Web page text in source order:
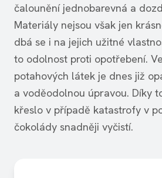
čalounění jednobarevná a
Materiály nejsou však jen
dbá se i na jejich užitné
to odolnost proti opotřebení.
potahových látek je dnes již
a voděodolnou úpravou. Díky
křeslo v případě katastrofy v
čokolády snadněji vyčistí.